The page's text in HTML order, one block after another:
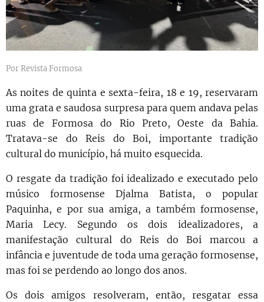
Por Revista Formosa
As noites de quinta e sexta-feira, 18 e 19, reservaram
uma grata e saudosa surpresa para quem andava pelas
ruas de Formosa do Rio Preto, Oeste da Bahia.
Tratava-se do Reis do Boi, importante tradição
cultural do município, há muito esquecida.
O resgate da tradição foi idealizado e executado pelo
músico formosense Djalma Batista, o popular
Paquinha, e por sua amiga, a também formosense,
Maria Lecy. Segundo os dois idealizadores, a
manifestação cultural do Reis do Boi marcou a
infância e juventude de toda uma geração formosense,
mas foi se perdendo ao longo dos anos.
Os dois amigos resolveram, então, resgatar essa